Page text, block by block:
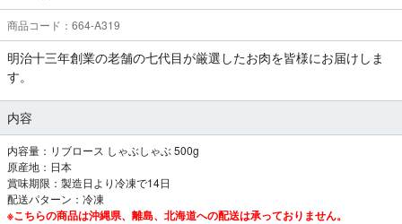
商品コード：664-A319
明治十三年創業の老舗の七代目が厳選したお肉を皆様にお届けしま
す。
内容
内容量：リブロース しゃぶしゃぶ 500g
原産地：日本
賞味期限：製造日より冷凍で14日
配送パターン：冷凍
※こちらの商品は沖縄県、離島、北海道への配送は承っておりません。